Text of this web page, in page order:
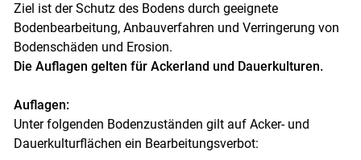
Ziel ist der Schutz des Bodens durch geeignete
Bodenbearbeitung, Anbauverfahren und Verringerung von
Bodenschäden und Erosion.
Die Auflagen gelten für Ackerland und Dauerkulturen.
Auflagen:
Unter folgenden Bodenzuständen gilt auf Acker- und
Dauerkulturflächen ein Bearbeitungsverbot: